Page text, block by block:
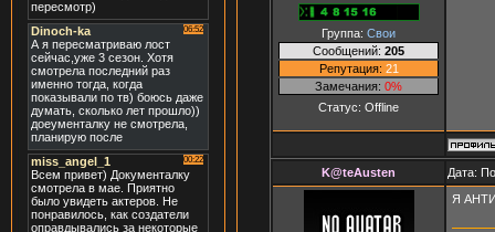
Группа: Свои
Сообщений: 205
Репутация: 21
Замечания: 0%
Статус: Offline
K@teAusten Дата:
Я